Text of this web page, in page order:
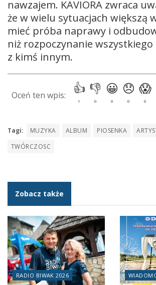
nawzajem. KAVIORA zwraca
że w wielu sytuacjach większą
mieć próba naprawy i
niż rozpoczynanie
z kimś innym.
Tagi: MUZYKA ALBUM PIOSENKA
TWÓRCZOSC
Zobacz także
RADIO BIWAK 2026